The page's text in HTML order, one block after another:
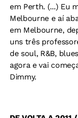
em Perth. (...) Eu
Melbourne e aí
em Melbourne,
uns três
de soul, R&B,
agora e vai
Dimmy.